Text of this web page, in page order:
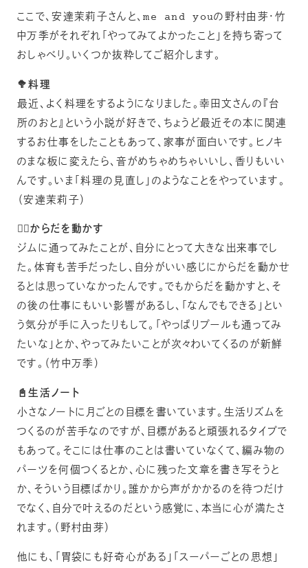
ここで、安達茉莉子さんと、me and youの野村由芽・竹
中万季がそれぞれ「やってみてよかったこと」を持ち寄って
おしゃべり。いくつか抜粋してご紹介します。
🥦料理
最近、よく料理をするようになりました。幸田文さんの『台
所のおと』という小説が好きで、ちょうど最近その本に関連
するお仕事をしたこともあって、家事が面白いです。ヒノキ
のまな板に変えたら、音がめちゃめちゃいいし、香りもいい
んです。いま「料理の見直し」のようなことをやっています。
（安達茉莉子）
💆‍♀️からだを動かす
ジムに通ってみたことが、自分にとって大きな出来事でし
た。体育も苦手だったし、自分がいい感じにからだを動かせ
るとは思っていなかったんです。でもからだを動かすと、そ
の後の仕事にもいい影響があるし、「なんでもできる」とい
う気分が手に入ったりもして。「やっぱりプールも通ってみ
たいな」とか、やってみたいことが次々わいてくるのが新鮮
です。（竹中万季）
📓生活ノート
小さなノートに月ごとの目標を書いています。生活リズムを
つくるのが苦手なのですが、目標があると頑張れるタイプで
もあって。そこには仕事のことは書いていなくて、編み物の
パーツを何個つくるとか、心に残った文章を書き写そうと
か、そういう目標ばかり。誰かから声がかかるのを待つだけ
でなく、自分で叶えるのだという感覚に、本当に心が満たさ
れます。（野村由芽）
他にも、「胃袋にも好奇心がある」「スーパーごとの思想」